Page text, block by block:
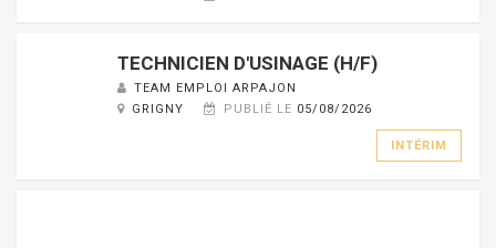
TECHNICIEN D'USINAGE (H/F)
TEAM EMPLOI ARPAJON
GRIGNY
PUBLIÉ LE 05/08/2026
INTÉRIM